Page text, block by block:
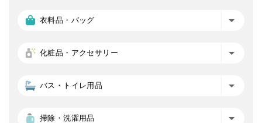
衣料品・バッグ
化粧品・アクセサリー
バス・トイレ用品
掃除・洗濯用品